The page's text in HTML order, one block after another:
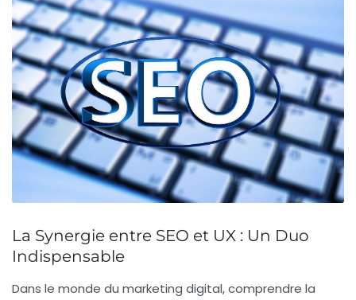
La Synergie entre SEO et UX : Un Duo
Indispensable
Dans le monde du marketing digital, comprendre la